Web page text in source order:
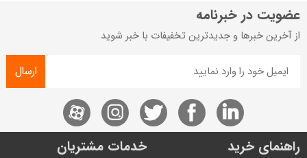
عضویت در خبرنامه
از آخرین خبرها و جدیدترین تخفیفات با خبر شوید
ارسال
راهنمای خرید خدمات مشتریان